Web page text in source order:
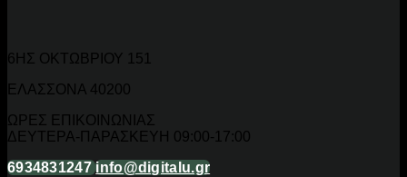
6ΗΣ ΟΚΤΩΒΡΙΟΥ 151
ΕΛΑΣΣΟΝΑ 40200
ΩΡΕΣ ΕΠΙΚΟΙΝΩΝΙΑΣ
ΔΕΥΤΕΡΑ-ΠΑΡΑΣΚΕΥΗ 09:00-17:00
6934831247 info@digitalu.gr